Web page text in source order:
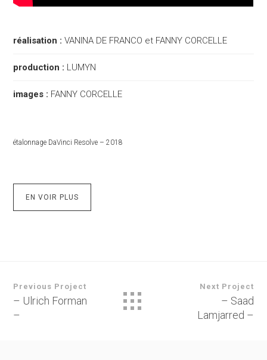
réalisation :VANINA DE FRANCO et FANNY CORCELLE
production : LUMYN
images : FANNY CORCELLE
étalonnage DaVinci Resolve – 2018
EN VOIR PLUS
Previous Project
– Ulrich Forman
–
Next Project
– Saad
Lamjarred –